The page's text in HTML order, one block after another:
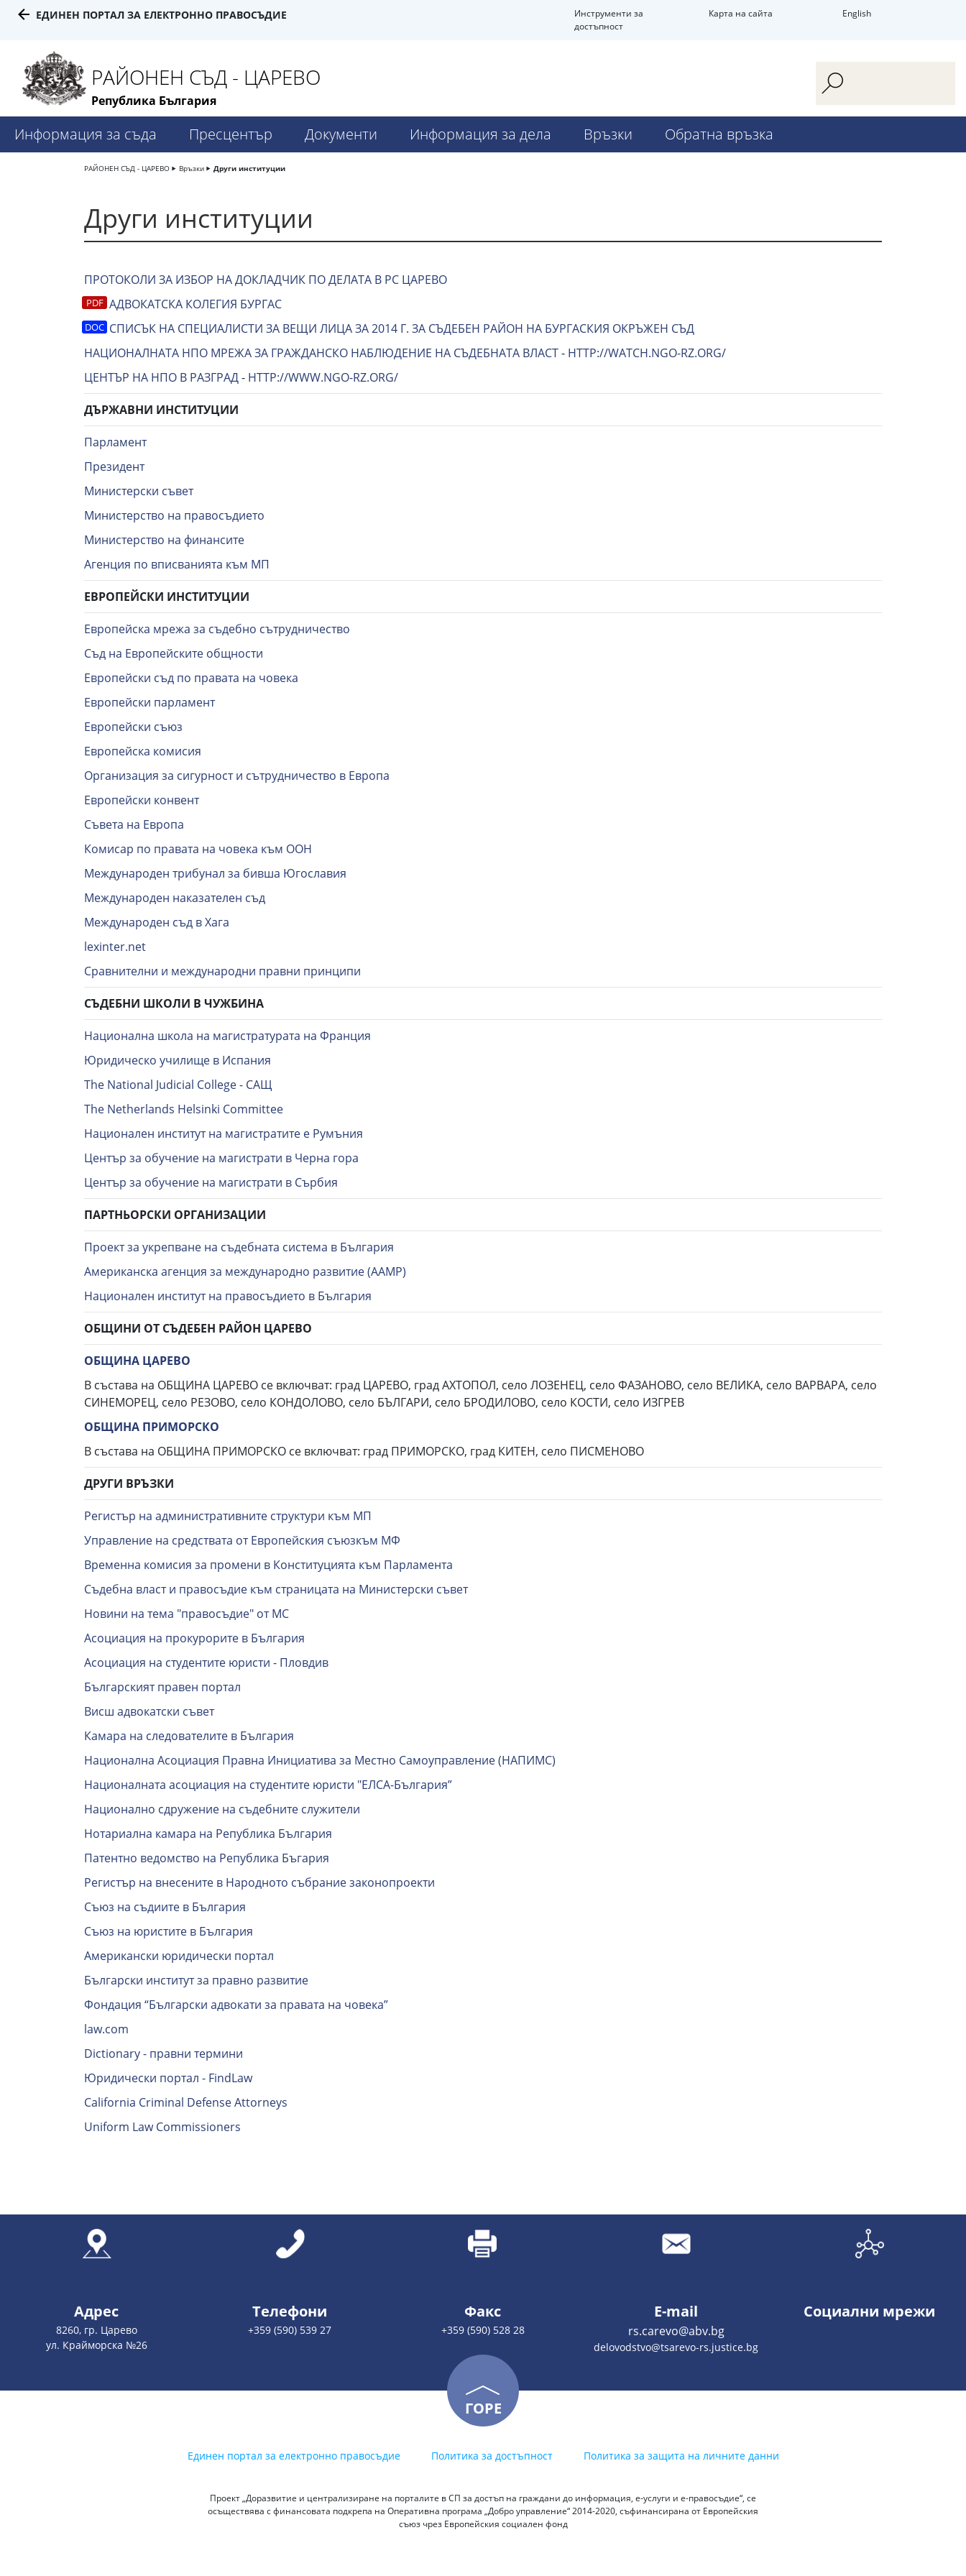
ЕДИНЕН ПОРТАЛ ЗА ЕЛЕКТРОННО ПРАВОСЪДИЕ
Инструменти за
достъпност
Карта на сайта English
РАЙОНЕН СЪД - ЦАРЕВО
Република България
Информация за съда Пресцентър Документи Информация за дела Връзки Обратна връзка
РАЙОНЕН СЪД - ЦАРЕВО Връзки Други институции
Други институции
ПРОТОКОЛИ ЗА ИЗБОР НА ДОКЛАДЧИК ПО ДЕЛАТА В РС ЦАРЕВО
АДВОКАТСКА КОЛЕГИЯ БУРГАС
СПИСЪК НА СПЕЦИАЛИСТИ ЗА ВЕЩИ ЛИЦА ЗА 2014 Г. ЗА СЪДЕБЕН РАЙОН НА БУРГАСКИЯ ОКРЪЖЕН СЪД
НАЦИОНАЛНАТА НПО МРЕЖА ЗА ГРАЖДАНСКО НАБЛЮДЕНИЕ НА СЪДЕБНАТА ВЛАСТ- HTTP://WATCH.NGO-RZ.ORG/
ЦЕНТЪР НА НПО В РАЗГРАД- HTTP://WWW.NGO-RZ.ORG/
ДЪРЖАВНИ ИНСТИТУЦИИ
Парламент
Президент
Министерски съвет
Министерство на правосъдието
Министерство на финансите
Агенция по вписванията към МП
ЕВРОПЕЙСКИ ИНСТИТУЦИИ
Европейска мрежа за съдебно сътрудничество
Съд на Европейските общности
Европейски съд по правата на човека
Европейски парламент
Европейски съюз
Европейска комисия
Организация за сигурност и сътрудничество в Европа
Европейски конвент
Съвета на Европа
Комисар по правата на човека към ООН
Международен трибунал за бивша Югославия
Международен наказателен съд
Международен съд в Хага
lexinter.net
Сравнителни и международни правни принципи
СЪДЕБНИ ШКОЛИ В ЧУЖБИНА
Национална школа на магистратурата на Франция
Юридическо училище в Испания
The National Judicial College - САЩ
The Netherlands Helsinki Committee
Национален институт на магистратите е Румъния
Център за обучение на магистрати в Черна гора
Център за обучение на магистрати в Сърбия
ПАРТНЬОРСКИ ОРГАНИЗАЦИИ
Проект за укрепване на съдебната система в България
Американска агенция за международно развитие (ААМР)
Национален институт на правосъдието в България
ОБЩИНИ ОТ СЪДЕБЕН РАЙОН ЦАРЕВО
ОБЩИНА ЦАРЕВО
В състава на ОБЩИНА ЦАРЕВО се включват: град ЦАРЕВО, град АХТОПОЛ, село ЛОЗЕНЕЦ, село ФАЗАНОВО, село ВЕЛИКА, село ВАРВАРА, село
СИНЕМОРЕЦ, село РЕЗОВО, село КОНДОЛОВО, село БЪЛГАРИ, село БРОДИЛОВО, село КОСТИ, село ИЗГРЕВ
ОБЩИНА ПРИМОРСКО
В състава на ОБЩИНА ПРИМОРСКО се включват: град ПРИМОРСКО, град КИТЕН, село ПИСМЕНОВО
ДРУГИ ВРЪЗКИ
Регистър на административните структури към МП
Управление на средствата от Европейския съюзкъм МФ
Временна комисия за промени в Конституцията към Парламента
Съдебна власт и правосъдие към страницата на Министерски съвет
Новини на тема "правосъдие" от МС
Асоциация на прокурорите в България
Асоциация на студентите юристи - Пловдив
Българският правен портал
Висш адвокатски съвет
Камара на следователите в България
Национална Асоциация Правна Инициатива за Местно Самоуправление (НАПИМС)
Националната асоциация на студентите юристи "ЕЛСА-България”
Национално сдружение на съдебните служители
Нотариална камара на Република България
Патентно ведомство на Република Бъгария
Регистър на внесените в Народното събрание законопроекти
Съюз на съдиите в България
Съюз на юристите в България
Американски юридически портал
Български институт за правно развитие
Фондация “Български адвокати за правата на човека”
law.com
Dictionary - правни термини
Юридически портал - FindLaw
California Criminal Defense Attorneys
Uniform Law Commissioners
Адрес
8260, гр. Царево
ул. Крайморска №26
Телефони
+359 (590) 539 27
Факс
+359 (590) 528 28
E-mail
rs.carevo@abv.bg
delovodstvo@tsarevo-rs.justice.bg
Социални мрежи
ГОРЕ
Единен портал за електронно правосъдие Политика за достъпност Политика за защита на личните данни
Проект „Доразвитие и централизиране на порталите в СП за достъп на граждани до информация, е-услуги и е-правосъдие“, се
осъществява с финансовата подкрепа на Оперативна програма „Добро управление“ 2014-2020, съфинансирана от Европейския
съюз чрез Европейския социален фонд